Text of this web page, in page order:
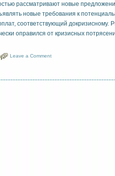
рассматривают новые
новые требования к
соответствующий докризисному.
оправился от кризисных
Leave a Comment